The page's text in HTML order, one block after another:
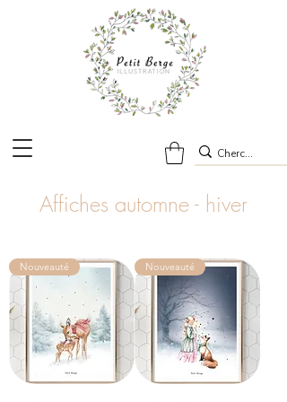
Affiches automne - hiver
Nouveauté Nouveauté